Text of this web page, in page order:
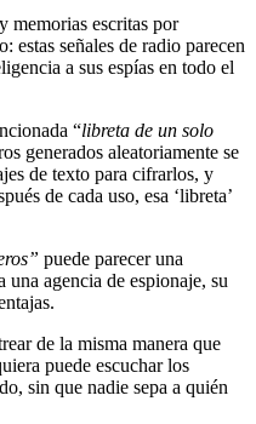
memorias escritas por
estas señales de radio parecen
a sus espías en todo el
“libreta de un solo
generados aleatoriamente se
de texto para cifrarlos, y
de cada uso, esa ‘libreta’
puede parecer una
agencia de espionaje, su
de la misma manera que
puede escuchar los
sin que nadie sepa a quién